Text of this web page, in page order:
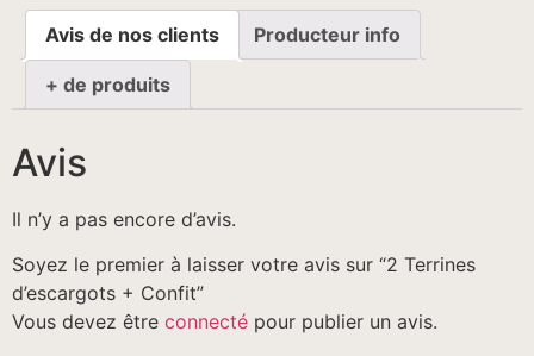
Avis de nos clients Producteur info
+ de produits
Avis
Il n’y a pas encore d’avis.
Soyez le premier à laisser votre avis sur “2 Terrines
d’escargots + Confit”
Vous devez être connecté pour publier un avis.